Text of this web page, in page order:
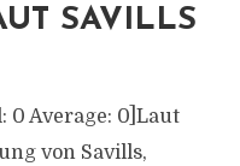
SAVILLS
0 Average: 0]Laut
von Savills,